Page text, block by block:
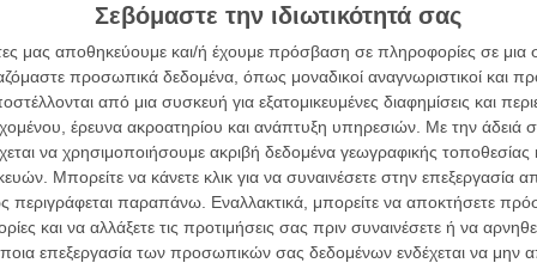
Σεβόμαστε την ιδιωτικότητά σας
μας αποθηκεύουμε και/ή έχουμε πρόσβαση σε πληροφορίες σε
προσωπικά δεδομένα, όπως μοναδικοί αναγνωριστικοί και
από μια συσκευή για εξατομικευμένες διαφημίσεις και
έρευνα ακροατηρίου και ανάπτυξη υπηρεσιών. Με την άδειά
να χρησιμοποιήσουμε ακριβή δεδομένα γεωγραφικής τοποθεσίας
Μπορείτε να κάνετε κλικ για να συναινέσετε στην επεξεργασία
περιγράφεται παραπάνω. Εναλλακτικά, μπορείτε να αποκτήσετε
και να αλλάξετε τις προτιμήσεις σας πριν συναινέσετε ή να
επεξεργασία των προσωπικών σας δεδομένων ενδέχεται να μην
Ο
10
τον
τα βλέπεις όλα σινεμά...
εβδομάδα
τρόπο του flix
του flix, στο inbox σου